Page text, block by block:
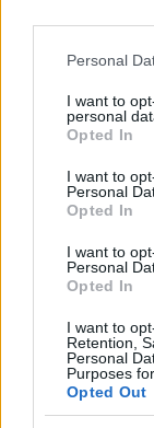
Please note
not limited to
grant or deny
use your data
consent section.
Personal
I want to
personal
Opted In
I want to
Personal
Opted In
I want to
Personal
Opted In
I want to
Retention,
Personal
Purposes
Opted Out
Sei già
Puoi
sezione
cliccando
TEMI: